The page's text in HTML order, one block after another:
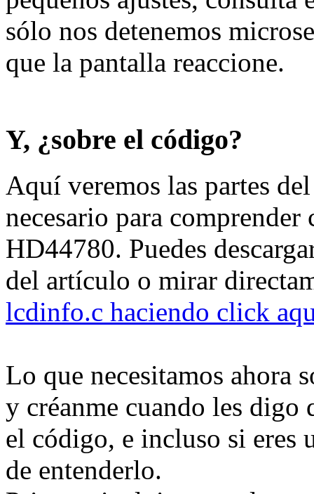
sólo nos detenemos
que la pantalla reaccione.
Y, ¿sobre el código?
Aquí veremos las partes
necesario para
HD44780. Puedes
del artículo o mirar
lcdinfo.c haciendo click
Lo que necesitamos ahora
y créanme cuando les digo
el código, e incluso si eres
de entenderlo.